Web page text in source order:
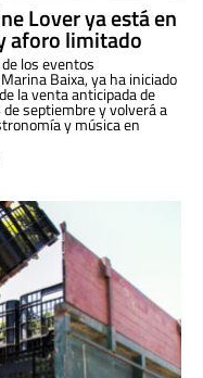
Lover ya está en
aforo limitado
los eventos
Baixa, ya ha iniciado
la venta anticipada de
septiembre y volverá a
y música en